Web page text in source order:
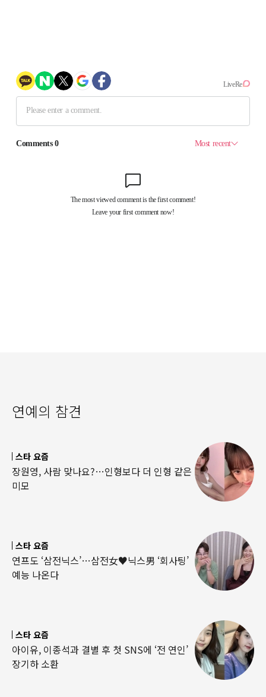
연예의 참견
스타 요즘
장원영, 사람 맞나요?…인형보다 더 인형 같은
미모
스타 요즘
연프도 ‘삼전닉스’…삼전女♥닉스男 ‘회사팅’
예능 나온다
스타 요즘
아이유, 이종석과 결별 후 첫 SNS에 ‘전 연인’
장기하 소환